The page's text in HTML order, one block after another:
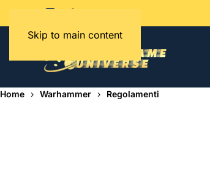
Skip to main content
Home Warhammer Regolamenti